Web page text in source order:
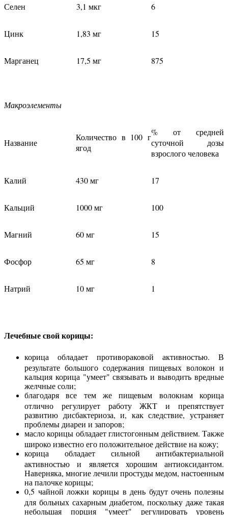
Селен 3,1 мкг 6
Цинк 1,83 мг 15
Марганец 17,5 мг 875
Макроэлементы
Название
Количество в 100 г
ягод
% от средней
суточной дозы
взрослого человека
Калий 430 мг 17
Кальций 1000 мг 100
Магний 60 мг 15
Фосфор 65 мг 8
Натрий 10 мг 1
Лечебные свой корицы:
корица обладает противораковой активностью. В
результате большого содержания пищевых волокон и
кальция корица "умеет" связывать и выводить вредные
желчные соли;
благодаря все тем же пищевым волокнам корица
отлично регулирует работу ЖКТ и препятствует
развитию дисбактериоза, и, как следствие, устраняет
проблемы диареи и запоров;
масло корицы обладает глистогонным действием. Также
широко известно его положительное действие на кожу;
корица обладает сильной антибактериальной
активностью и является хорошим антиоксидантом.
Наверняка, многие лечили простуды медом, настоенным
на палочке корицы;
0,5 чайной ложки корицы в день будут очень полезны
для больных сахарным диабетом, поскольку даже такая
небольшая порция "умеет" регулировать уровень